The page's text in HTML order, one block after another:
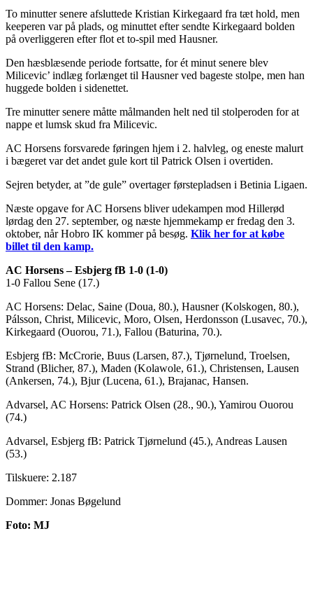
To minutter senere afsluttede Kristian Kirkegaard fra tæt hold, men
keeperen var på plads, og minuttet efter sendte Kirkegaard bolden
på overliggeren efter flot et to-spil med Hausner.
Den hæsblæsende periode fortsatte, for ét minut senere blev
Milicevic’ indlæg forlænget til Hausner ved bageste stolpe, men han
huggede bolden i sidenettet.
Tre minutter senere måtte målmanden helt ned til stolperoden for at
nappe et lumsk skud fra Milicevic.
AC Horsens forsvarede føringen hjem i 2. halvleg, og eneste malurt
i bægeret var det andet gule kort til Patrick Olsen i overtiden.
Sejren betyder, at ”de gule” overtager førstepladsen i Betinia Ligaen.
Næste opgave for AC Horsens bliver udekampen mod Hillerød
lørdag den 27. september, og næste hjemmekamp er fredag den 3.
oktober, når Hobro IK kommer på besøg. Klik her for at købe
billet til den kamp.
AC Horsens – Esbjerg fB 1-0 (1-0)
1-0 Fallou Sene (17.)
AC Horsens: Delac, Saine (Doua, 80.), Hausner (Kolskogen, 80.),
Pálsson, Christ, Milicevic, Moro, Olsen, Herdonsson (Lusavec, 70.),
Kirkegaard (Ouorou, 71.), Fallou (Baturina, 70.).
Esbjerg fB: McCrorie, Buus (Larsen, 87.), Tjørnelund, Troelsen,
Strand (Blicher, 87.), Maden (Kolawole, 61.), Christensen, Lausen
(Ankersen, 74.), Bjur (Lucena, 61.), Brajanac, Hansen.
Advarsel, AC Horsens: Patrick Olsen (28., 90.), Yamirou Ouorou
(74.)
Advarsel, Esbjerg fB: Patrick Tjørnelund (45.), Andreas Lausen
(53.)
Tilskuere: 2.187
Dommer: Jonas Bøgelund
Foto: MJ